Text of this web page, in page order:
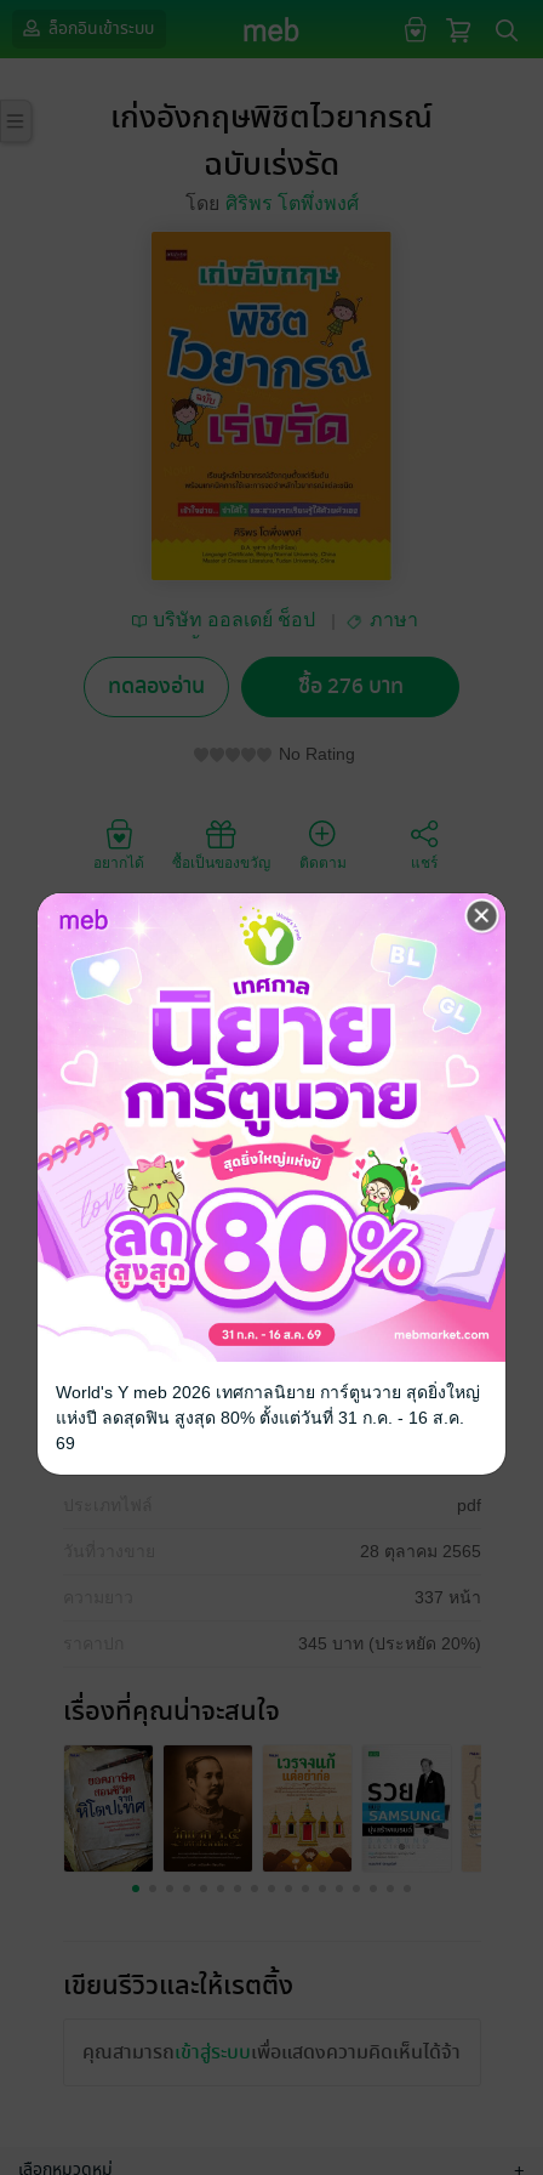
ล็อกอินเข้าระบบ
เก่งอังกฤษพิชิตไวยากรณ์
ฉบับเร่งรัด
โดย ศิริพร โตพึ่งพงศ์
บริษัท ออลเดย์ ช็อป
ภาษา
ทดลองอ่าน ซื้อ 276 บาท
No Rating
อยากได้ ซื้อเป็นของขวัญ ติดตาม แชร์
สำนักพิมพ์ : เพชรประกาย ราคาปก : 345 บาท
เก่งอังกฤษ พิชิตไวยากรณ์ ฉบับเร่งรัด เล่มนี้ เคยตีพิมพ์ซ้ำ
มาหลายครั้งในชื่อ เก่งอังกฤษ พิชิตไวยากรณ์ ฉบับ
สมบูรณ์ เรียนรู้ด้วยตนเอง โดยครั้งนี้ทางสำนักพิมพ์ได้มี
การ ปรับปรุง ตรวจทานให้สมบูรณ์ยิ่งขึ้น โดยที่เนื้อหายัง
คงอธิบายได้ละเอียดและเข้าใจง่ายและเป็นหนังสือที่เคย
ติดอันดับหนังสือขายดียาวติดต่อกันมากกว่า 35 สัปดาห์
และติด 1 ใน 10อันดับหนังสือที่มีจำนวนขายเล่มมากที่สุด
โดยเป็นหนังสือภาษาอังกฤษเพียงเล่มเดียวเท่านั้น ใน
เล่ม...มีคำอธิบายที่เข้าใจง่าย...จำได้เร็ว...สามารถเรียนรู้
ด้วยตนเอง-ㆍ- ผู้อ่านจะเข้าใจ ---หลักไวยากรณ์
โครงสร้าง ตัวอย่าง ประโยคคำศัพท์ วิธีใช้คำศัพท์ วิธีการ
ใช้ไวยากรณ์ เทคนิคการจำแต่ละชนิด พร้อมคำอธิบายที่
ชัดเจน หลักไวยากรณ์แบบง่ายๆอ่าน...เข้าใจง่าย...จำได้
เร็ว สามารถเรียนรู้ได้ด้วยตนเอง นำไปใช้...ได้ทันที
เตรียมสอบ / ข้อสอบ
pdf
28 ตุลาคม 2565
337 หน้า
345 บาท (ประหยัด 20%)
เรื่องที่คุณน่าจะสนใจ
เขียนรีวิวและให้เรตติ้ง
คุณสามารถเข้าสู่ระบบเพื่อแสดงความคิดเห็นได้จ้า
เลือกหมวดหมู่
World's Y meb 2026 เทศกาลนิยาย การ์ตูนวาย สุดยิ่งใหญ่
แห่งปี ลดสุดฟิน สูงสุด 80% ตั้งแต่วันที่ 31 ก.ค. - 16 ส.ค.
69